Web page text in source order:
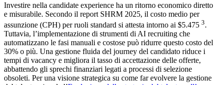
Investire nella candidate experience ha un ritorno economico diretto
e misurabile. Secondo il report SHRM 2025, il costo medio per
assunzione (CPH) per ruoli standard si attesta intorno ai $5.475 3.
Tuttavia, l’implementazione di strumenti di AI recruiting che
automatizzano le fasi manuali e costose può ridurre questo costo del
30% o più. Una gestione fluida del journey del candidato riduce i
tempi di vacancy e migliora il tasso di accettazione delle offerte,
abbattendo gli sprechi finanziari legati a processi di selezione
obsoleti. Per una visione strategica su come far evolvere la gestione